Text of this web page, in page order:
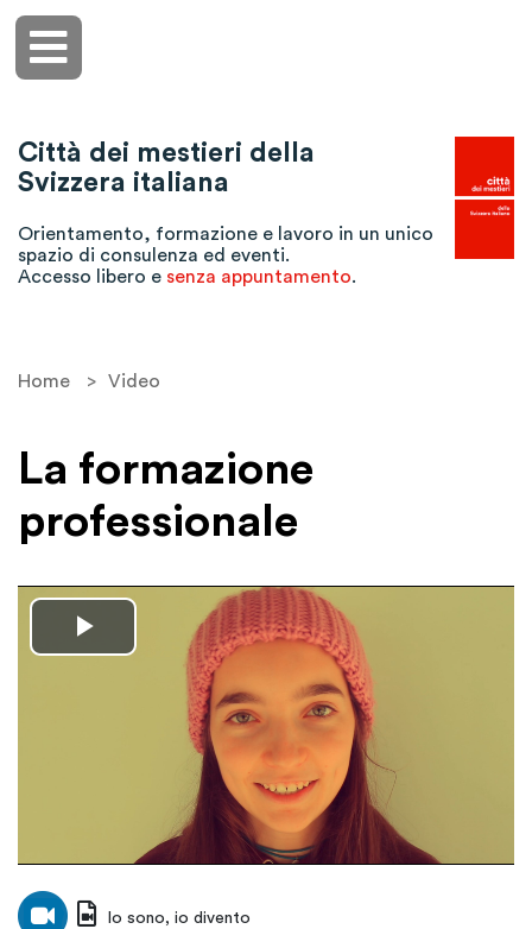
Città dei mestieri della
Svizzera italiana
Orientamento, formazione e lavoro in un unico
spazio di consulenza ed eventi.
Accesso libero e senza appuntamento.
Home > Video
La formazione
professionale
Riproduzione
Io sono, io divento